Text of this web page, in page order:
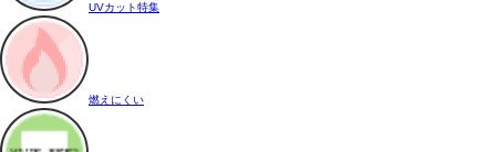
UVカット特集
燃えにくい